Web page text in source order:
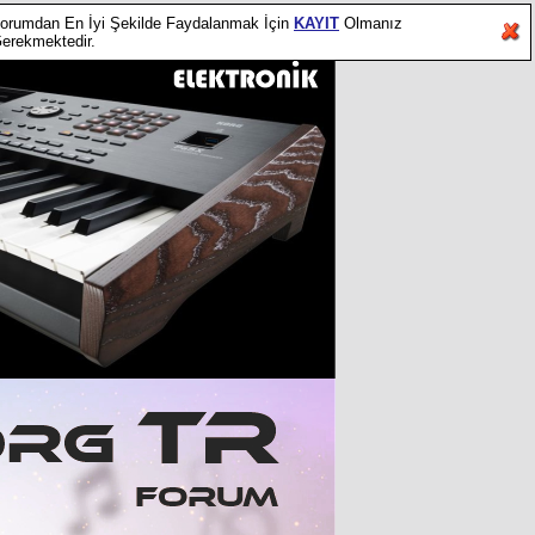
En İyi Şekilde Faydalanmak İçin KAYIT Olmanız